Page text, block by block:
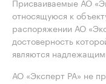
относящуюся к
распоряжении АО
достоверность
являются
АО «Эксперт РА» не